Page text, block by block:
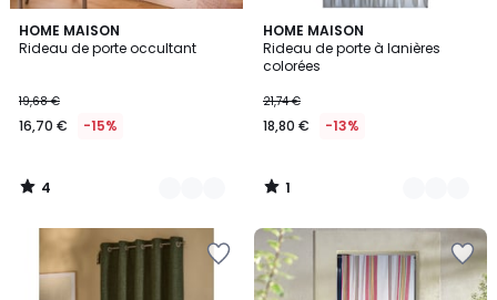
HOME MAISON
Rideau de porte occultant
19,68 €
16,70 € -15%
4
/
4
Couleurs
4
/
HOME MAISON
Rideau de porte à lanières
colorées
21,74 €
18,80 € -13%
1
/
5
2
Couleurs
1
/